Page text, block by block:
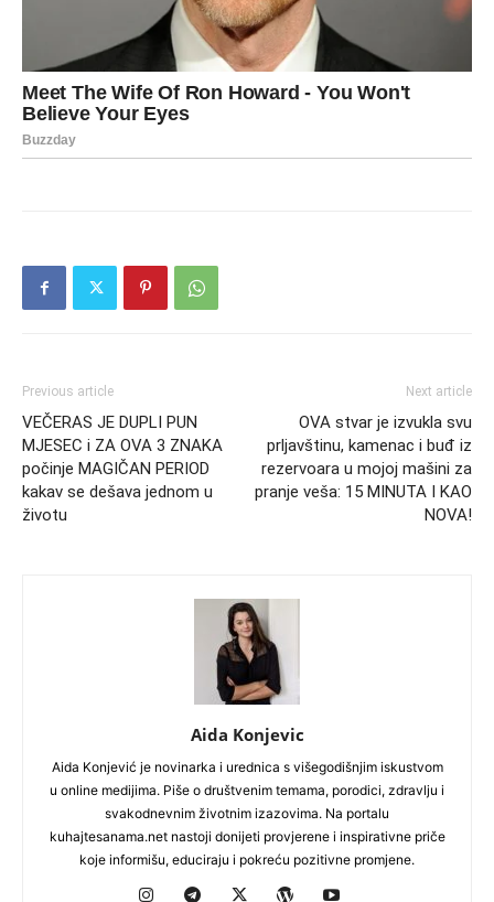
Previous article
VEČERAS JE DUPLI PUN
MJESEC i ZA OVA 3 ZNAKA
počinje MAGIČAN PERIOD
kakav se dešava jednom u
životu
Next article
OVA stvar je izvukla svu
prljavštinu, kamenac i buđ iz
rezervoara u mojoj mašini za
pranje veša: 15 MINUTA I KAO
NOVA!
Aida Konjevic
Aida Konjević je novinarka i urednica s višegodišnjim iskustvom
u online medijima. Piše o društvenim temama, porodici, zdravlju i
svakodnevnim životnim izazovima. Na portalu
kuhajtesanama.net nastoji donijeti provjerene i inspirativne priče
koje informišu, educiraju i pokreću pozitivne promjene.